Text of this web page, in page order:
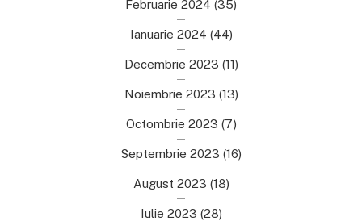
Februarie 2024 (35)
Ianuarie 2024 (44)
Decembrie 2023 (11)
Noiembrie 2023 (13)
Octombrie 2023 (7)
Septembrie 2023 (16)
August 2023 (18)
Iulie 2023 (28)